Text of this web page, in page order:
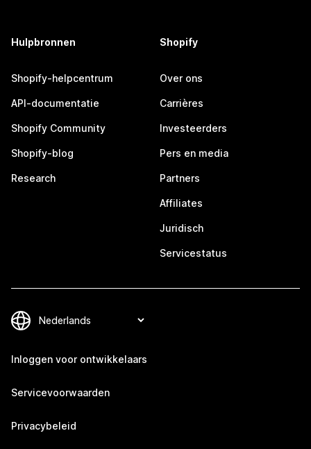
Hulpbronnen
Shopify-helpcentrum
API-documentatie
Shopify Community
Shopify-blog
Research
Shopify
Over ons
Carrières
Investeerders
Pers en media
Partners
Affiliates
Juridisch
Servicestatus
Inloggen voor ontwikkelaars
Servicevoorwaarden
Privacybeleid